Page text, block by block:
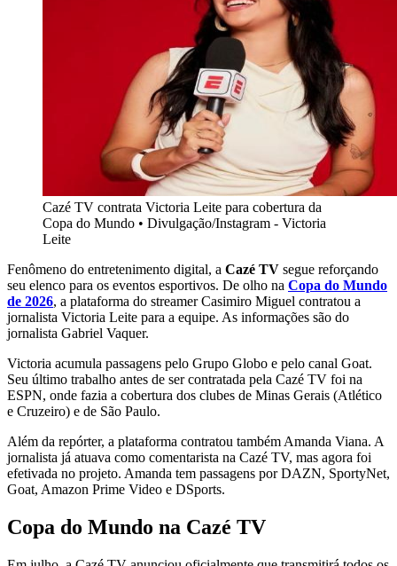
Cazé TV contrata Victoria Leite para cobertura da
Copa do Mundo • Divulgação/Instagram - Victoria
Leite
Fenômeno do entretenimento digital, a Cazé TV segue reforçando
seu elenco para os eventos esportivos. De olho na Copa do Mundo
de 2026, a plataforma do streamer Casimiro Miguel contratou a
jornalista Victoria Leite para a equipe. As informações são do
jornalista Gabriel Vaquer.
Victoria acumula passagens pelo Grupo Globo e pelo canal Goat.
Seu último trabalho antes de ser contratada pela Cazé TV foi na
ESPN, onde fazia a cobertura dos clubes de Minas Gerais (Atlético
e Cruzeiro) e de São Paulo.
Além da repórter, a plataforma contratou também Amanda Viana. A
jornalista já atuava como comentarista na Cazé TV, mas agora foi
efetivada no projeto. Amanda tem passagens por DAZN, SportyNet,
Goat, Amazon Prime Video e DSports.
Copa do Mundo na Cazé TV